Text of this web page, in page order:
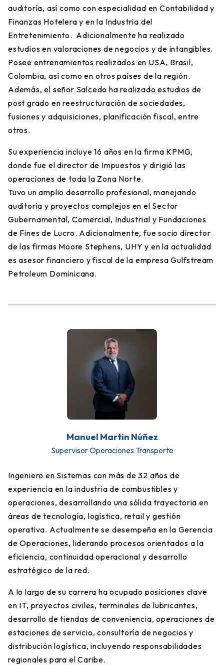
auditoría, así como con especialidad en Contabilidad y
Finanzas Hotelera y en la Industria del
Entretenimiento. Adicionalmente ha realizado
estudios en valoraciones de negocios y de intangibles.
Posee entrenamientos realizados en USA, Brasil,
Colombia, así como en otros países de la región.
Además, el señor Salcedo ha realizado estudios de
post grado en reestructuración de sociedades,
fusiones y adquisiciones, planificación fiscal, entre
otros.
Su experiencia incluye 16 años en la firma KPMG,
donde fue el director de Impuestos y dirigió las
operaciones de toda la Zona Norte.
Tuvo un amplio desarrollo profesional, manejando
auditoría y proyectos complejos en el Sector
Gubernamental, Comercial, Industrial y Fundaciones
de Fines de Lucro. Adicionalmente, fue socio director
de las firmas Moore Stephens, UHY y en la actualidad
es asesor financiero y fiscal de la empresa Gulfstream
Petroleum Dominicana.
Manuel Martin Núñez
Supervisor Operaciones Transporte
Ingeniero en Sistemas con más de 32 años de
experiencia en la industria de combustibles y
operaciones, desarrollando una sólida trayectoria en
áreas de tecnología, logística, retail y gestión
operativa. Actualmente se desempeña en la Gerencia
de Operaciones, liderando procesos orientados a la
eficiencia, continuidad operacional y desarrollo
estratégico de la red.
A lo largo de su carrera ha ocupado posiciones clave
en IT, proyectos civiles, terminales de lubricantes,
desarrollo de tiendas de conveniencia, operaciones de
estaciones de servicio, consultoría de negocios y
distribución logística, incluyendo responsabilidades
regionales para el Caribe.